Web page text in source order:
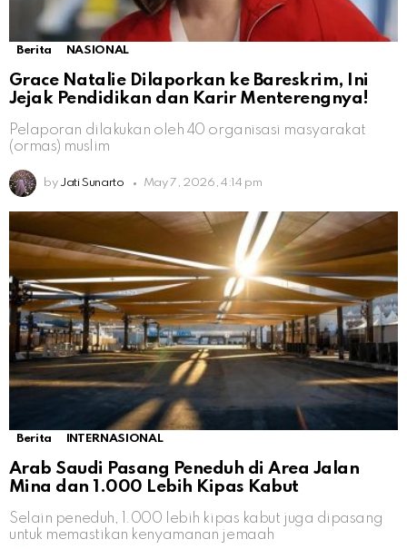
Berita NASIONAL
Grace Natalie Dilaporkan ke Bareskrim, Ini
Jejak Pendidikan dan Karir Menterengnya!
Pelaporan dilakukan oleh 40 organisasi masyarakat
(ormas) muslim
by Jati Sunarto May 7, 2026, 4:14 pm
Berita INTERNASIONAL
Arab Saudi Pasang Peneduh di Area Jalan
Mina dan 1.000 Lebih Kipas Kabut
Selain peneduh, 1.000 lebih kipas kabut juga dipasang
untuk memastikan kenyamanan jemaah